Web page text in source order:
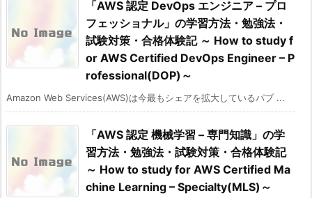
「AWS 認定 DevOps エンジニア – プロ
フェッショナル」の学習方法・勉強法・
試験対策・合格体験記 ～ How to study f
or AWS Certified DevOps Engineer – P
rofessional(DOP)～
Amazon Web Services(AWS)は今最もシェアを拡大しているパブ ...
「AWS 認定 機械学習 – 専門知識」の学
習方法・勉強法・試験対策・合格体験記
～ How to study for AWS Certified Ma
chine Learning – Specialty(MLS)～